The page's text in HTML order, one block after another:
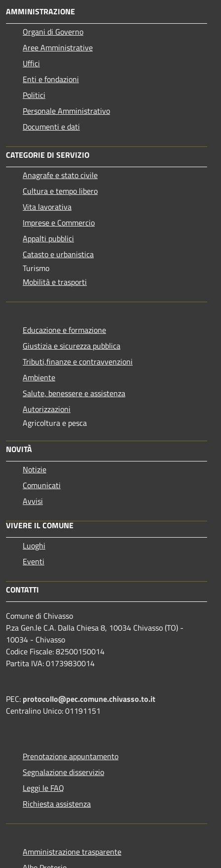
AMMINISTRAZIONE
Organi di Governo
Aree Amministrative
Uffici
Enti e fondazioni
Politici
Personale Amministrativo
Documenti e dati
CATEGORIE DI SERVIZIO
Anagrafe e stato civile
Cultura e tempo libero
Vita lavorativa
Imprese e Commercio
Appalti pubblici
Catasto e urbanistica
Turismo
Mobilità e trasporti
Educazione e formazione
Giustizia e sicurezza pubblica
Tributi,finanze e contravvenzioni
Ambiente
Salute, benessere e assistenza
Autorizzazioni
Agricoltura e pesca
NOVITÀ
Notizie
Comunicati
Avvisi
VIVERE IL COMUNE
Luoghi
Eventi
CONTATTI
Comune di Chivasso
P.za Gen.le C.A. Dalla Chiesa 8, 10034 Chivasso (TO) -
10034 - Chivasso
Codice Fiscale: 82500150014
Partita IVA: 01739830014
PEC: protocollo@pec.comune.chivasso.to.it
Centralino Unico: 01191151
Prenotazione appuntamento
Segnalazione disservizio
Leggi le FAQ
Richiesta assistenza
Amministrazione trasparente